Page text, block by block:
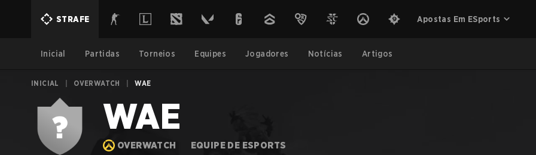
STRAFE Apostas Em ESports
Inicial Partidas Torneios Equipes Jogadores Notícias Artigos
INICIAL OVERWATCH WAE
WAE
OVERWATCH EQUIPE DE ESPORTS